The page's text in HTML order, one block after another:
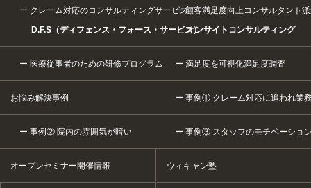
クレーム対応のコンサルティングサービス
D.F.S（ディフェンス・フォース・サービス）
顧客満足度向上コンサルタント
オンサイトコンサルティング
医療従事者のための研修プログラム 満足度を可視化満足度調査
お悩み解決事例 事例① クレーム対応に追われ業
事例② 院内の雰囲気が暗い 事例③ スタッフのモチベーショ
オープンセミナー開催情報 ウィキャン塾